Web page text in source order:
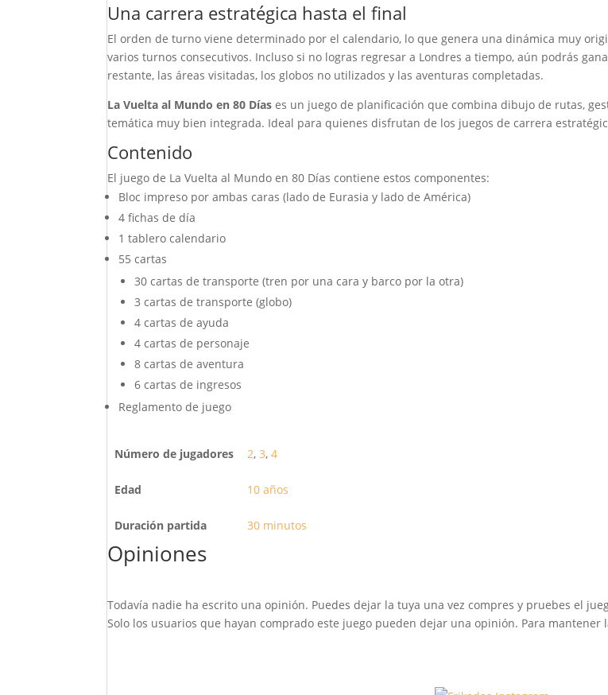
Una carrera estratégica hasta el final
El orden de turno viene determinado por el calendario, lo que genera una dinámica muy
varios turnos consecutivos. Incluso si no logras regresar a Londres a tiempo, aún podrás
restante, las áreas visitadas, los globos no utilizados y las aventuras completadas.
La Vuelta al Mundo en 80 Días es un juego de planificación que combina dibujo de rutas,
temática muy bien integrada. Ideal para quienes disfrutan de los juegos de carrera
Contenido
El juego de La Vuelta al Mundo en 80 Días contiene estos componentes:
Bloc impreso por ambas caras (lado de Eurasia y lado de América)
4 fichas de día
1 tablero calendario
55 cartas
30 cartas de transporte (tren por una cara y barco por la otra)
3 cartas de transporte (globo)
4 cartas de ayuda
4 cartas de personaje
8 cartas de aventura
6 cartas de ingresos
Reglamento de juego
Número de jugadores 2, 3, 4
Edad 10 años
Duración partida 30 minutos
Opiniones
Todavía nadie ha escrito una opinión. Puedes dejar la tuya una vez compres y pruebes el
Solo los usuarios que hayan comprado este juego pueden dejar una opinión. Para